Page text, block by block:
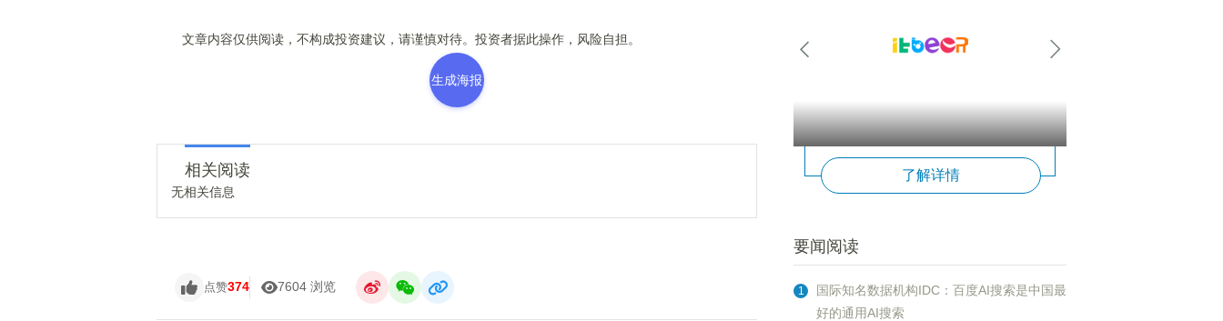
文章内容仅供阅读，不构成投资建议，请谨慎对待。投资者据此操作，风险自担。
生成海报
相关阅读
无相关信息
点赞374 7604 浏览
了解详情
要闻阅读
1
国际知名数据机构IDC：百度AI搜索是中国最
好的通用AI搜索